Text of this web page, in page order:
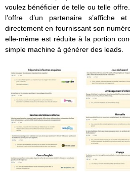
voulez bénéficier de telle ou telle
l’offre d’un partenaire
directement en fournissant son
elle-même est réduite à la portion
simple machine à générer des leads.